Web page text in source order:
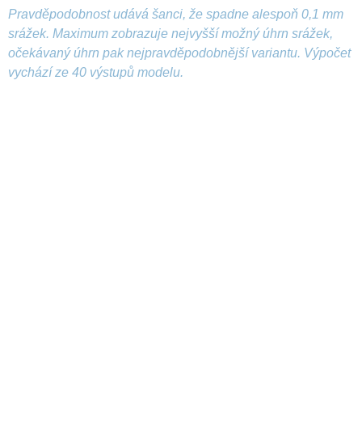
Pravděpodobnost udává šanci, že spadne alespoň 0,1 mm
srážek. Maximum zobrazuje nejvyšší možný úhrn srážek,
očekávaný úhrn pak nejpravděpodobnější variantu. Výpočet
vychází ze 40 výstupů modelu.